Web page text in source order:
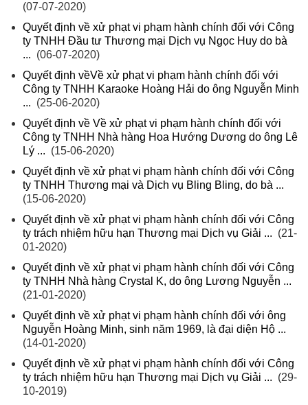
(07-07-2020)
Quyết định về xử phạt vi phạm hành chính đối với Công
ty TNHH Đầu tư Thương mại Dịch vụ Ngọc Huy do bà
... (06-07-2020)
Quyết định vềVề xử phạt vi phạm hành chính đối với
Công ty TNHH Karaoke Hoàng Hải do ông Nguyễn Minh
... (25-06-2020)
Quyết định về Về xử phạt vi phạm hành chính đối với
Công ty TNHH Nhà hàng Hoa Hướng Dương do ông Lê
Lý ... (15-06-2020)
Quyết định về xử phạt vi phạm hành chính đối với Công
ty TNHH Thương mại và Dịch vụ Bling Bling, do bà ...
(15-06-2020)
Quyết định về xử phạt vi phạm hành chính đối với Công
ty trách nhiệm hữu hạn Thương mại Dịch vụ Giải ... (21-
01-2020)
Quyết định về xử phạt vi phạm hành chính đối với Công
ty TNHH Nhà hàng Crystal K, do ông Lương Nguyễn ...
(21-01-2020)
Quyết định về xử phạt vi phạm hành chính đối với ông
Nguyễn Hoàng Minh, sinh năm 1969, là đại diện Hộ ...
(14-01-2020)
Quyết định về xử phạt vi phạm hành chính đối với Công
ty trách nhiệm hữu hạn Thương mại Dịch vụ Giải ... (29-
10-2019)